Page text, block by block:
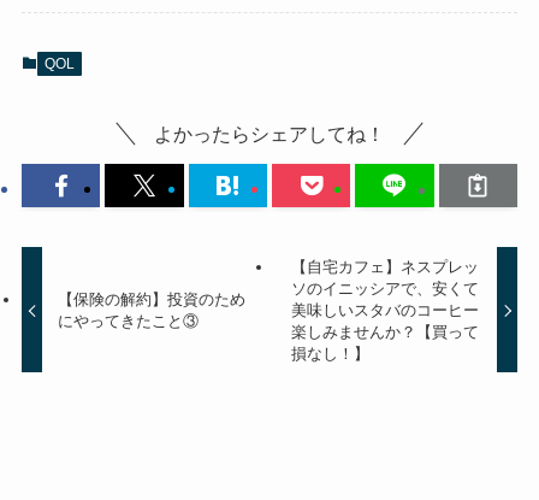
QOL
よかったらシェアしてね！
【保険の解約】投資のため
にやってきたこと③
【自宅カフェ】ネスプレッ
ソのイニッシアで、安くて
美味しいスタバのコーヒー
楽しみませんか？【買って
損なし！】